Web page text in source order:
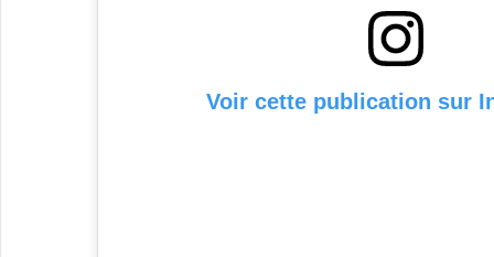
Voir cette publication sur